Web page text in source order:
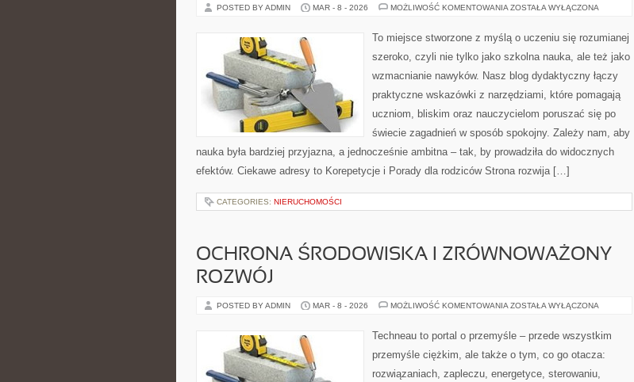
POSTED BY ADMIN MAR - 8 - 2026 MOŻLIWOŚĆ KOMENTOWANIA EDUKACJA
DODATKOWE
ZAJĘCIA
ZOSTAŁA WYŁĄCZONA
To miejsce stworzone z myślą o uczeniu się rozumianej
szeroko, czyli nie tylko jako szkolna nauka, ale też jako
wzmacnianie nawyków. Nasz blog dydaktyczny łączy
praktyczne wskazówki z narzędziami, które pomagają
uczniom, bliskim oraz nauczycielom poruszać się po
świecie zagadnień w sposób spokojny. Zależy nam, aby
nauka była bardziej przyjazna, a jednocześnie ambitna – tak, by prowadziła do widocznych
efektów. Ciekawe adresy to Korepetycje i Porady dla rodziców Strona rozwija […]
CATEGORIES: NIERUCHOMOŚCI
OCHRONA ŚRODOWISKA I ZRÓWNOWAŻONY
ROZWÓJ
POSTED BY ADMIN MAR - 8 - 2026 MOŻLIWOŚĆ KOMENTOWANIA OCHRONA
ZRÓWNOWAŻONY
ROZWÓJ
ZOSTAŁA WYŁĄCZONA
Techneau to portal o przemyśle – przede wszystkim
przemyśle ciężkim, ale także o tym, co go otacza:
rozwiązaniach, zapleczu, energetyce, sterowaniu,